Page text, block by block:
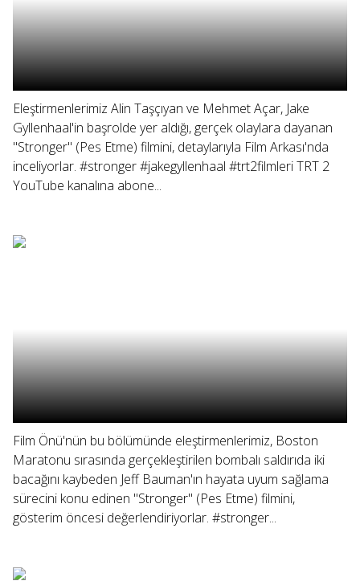
Eleştirmenlerimiz Alin Taşçıyan ve Mehmet Açar, Jake
Gyllenhaal'in başrolde yer aldığı, gerçek olaylara dayanan
"Stronger" (Pes Etme) filmini, detaylarıyla Film Arkası'nda
inceliyorlar. #stronger #jakegyllenhaal #trt2filmleri TRT 2
YouTube kanalına abone...
Film Önü'nün bu bölümünde eleştirmenlerimiz, Boston
Maratonu sırasında gerçekleştirilen bombalı saldırıda iki
bacağını kaybeden Jeff Bauman'ın hayata uyum sağlama
sürecini konu edinen "Stronger" (Pes Etme) filmini,
gösterim öncesi değerlendiriyorlar. #stronger...